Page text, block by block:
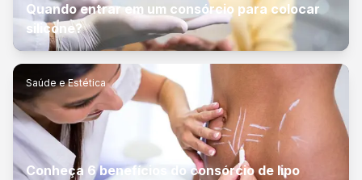
Quando entrar em um consórcio para colocar
silicone?
Saúde e Estética
Conheça 6 benefícios do consórcio de lipo